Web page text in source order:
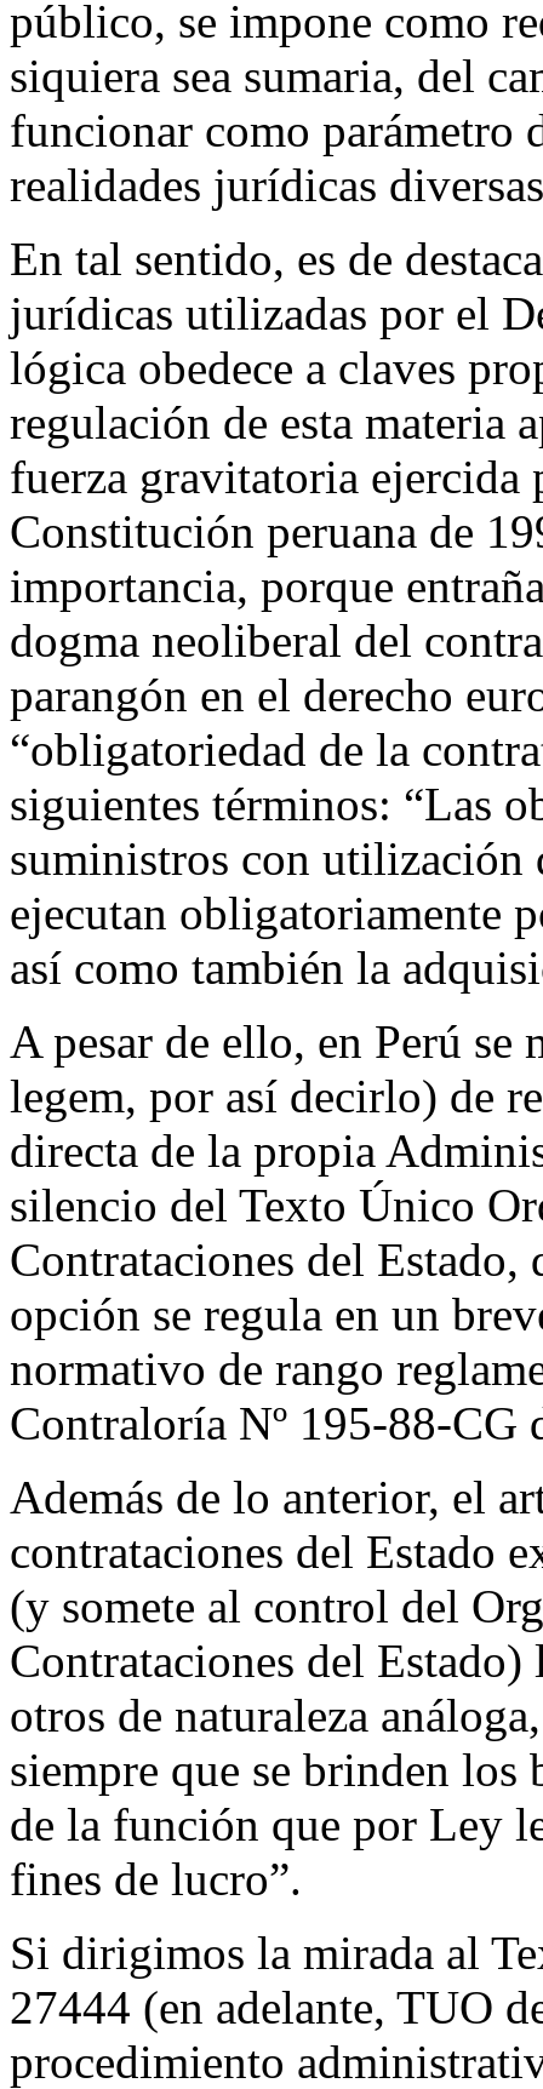
público, se impone como
siquiera sea sumaria, del
funcionar como parámetro
realidades jurídicas
En tal sentido, es de
jurídicas utilizadas por el
lógica obedece a claves
regulación de esta materia
fuerza gravitatoria
Constitución peruana de
importancia, porque
dogma neoliberal del
parangón en el derecho
“obligatoriedad de la
siguientes términos: “Las
suministros con utilización
ejecutan obligatoriamente
así como también la
A pesar de ello, en Perú
legem, por así decirlo) de
directa de la propia
silencio del Texto Único
Contrataciones del Estado,
opción se regula en un
normativo de rango
Contraloría Nº 195-88-CG
Además de lo anterior, el
contrataciones del Estado
(y somete al control del
Contrataciones del
otros de naturaleza
siempre que se brinden los
de la función que por Ley
fines de lucro”.
Si dirigimos la mirada al
27444 (en adelante, TUO
procedimiento